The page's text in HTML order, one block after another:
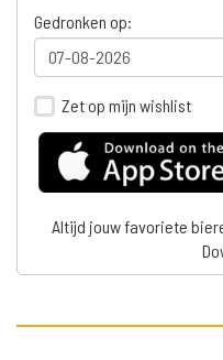
Gedronken op:
Zet op mijn wishlist
Altijd jouw favoriete